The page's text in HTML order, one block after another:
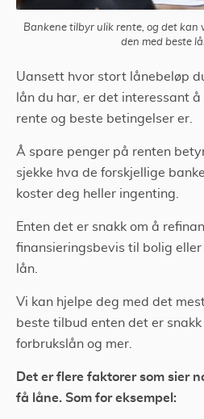
Bankene tilbyr ulik rente, og det kan
den med beste
Uansett hvor stort lånebeløp du har, eller hvilken type
lån du har, er det interessant
rente og beste betingelser er.
Å spare penger på renten
sjekke hva de forskjellige
koster deg heller ingenting.
Enten det er snakk om å
finansieringsbevis til bolig
lån.
Vi kan hjelpe deg med det
beste tilbud enten det er snakk
forbrukslån og mer.
Det er flere faktorer som sier
få låne. Som for eksempel: